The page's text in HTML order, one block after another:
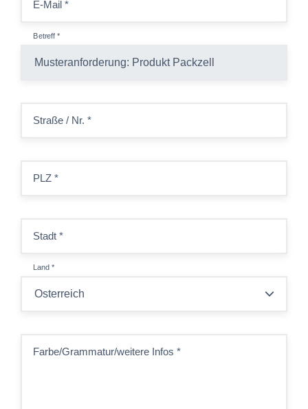
E-Mail *
Betreff*
Straße / Nr. *
PLZ *
Stadt *
Land *
Farbe/Grammatur/weitere Infos *